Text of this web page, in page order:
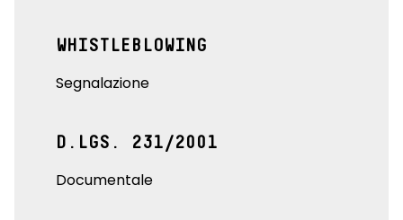
WHISTLEBLOWING
Segnalazione
D.LGS. 231/2001
Documentale